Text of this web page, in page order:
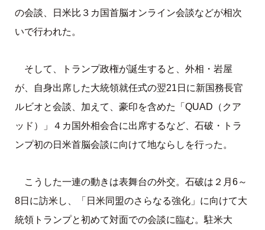
の会談、日米比３カ国首脳オンライン会談などが相次
いで行われた。
そして、トランプ政権が誕生すると、外相・岩屋
が、自身出席した大統領就任式の翌21日に新国務長官
ルビオと会談、加えて、豪印を含めた「QUAD（クア
ッド）」４カ国外相会合に出席するなど、石破・トラ
ンプ初の日米首脳会談に向けて地ならしを行った。
こうした一連の動きは表舞台の外交。石破は２月6～
8日に訪米し、「日米同盟のさらなる強化」に向けて大
統領トランプと初めて対面での会談に臨む。駐米大